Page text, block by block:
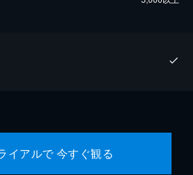
イアルで 今すぐ観る